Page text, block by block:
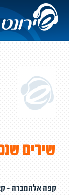
שירים
קפה אלהמברה -